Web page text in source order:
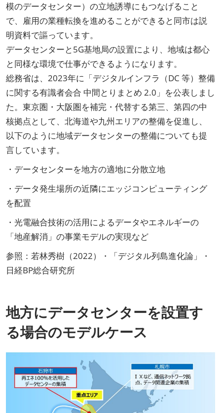
模のデータセンター）の立地誘導にもつなげること
で、雇用の業種転換を進めることができると同市は説
明資料で謳っています。
データセンターと5G基地局の設置により、地域は都心
と同様な環境で仕事ができるようになります。
総務省は、2023年に「デジタルインフラ（DC 等）整備
に関する有識者会合 中間とりまとめ 2.0」を公表しまし
た。東京圏・大阪圏を補完・代替する第三、第四の中
核拠点として、北海道や九州エリアの整備を促進し、
以下のように地域データセンターの整備についても提
言しています。
・データセンターを地方の適地に分散立地
・データ発生場所の近隣にエッジコンピューティング
を配置
・光電融合技術の活用によるデータやエネルギーの
「地産解消」の事業モデルの実現など
参照：若林秀樹（2022）・「デジタル列島進化論」・
日経BP総合研究所
地方にデータセンターを設置す
る場合のモデルケース